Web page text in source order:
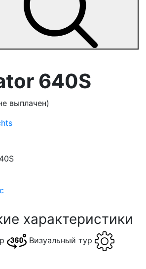
640S
выплачен)
характеристики
Визуальный тур